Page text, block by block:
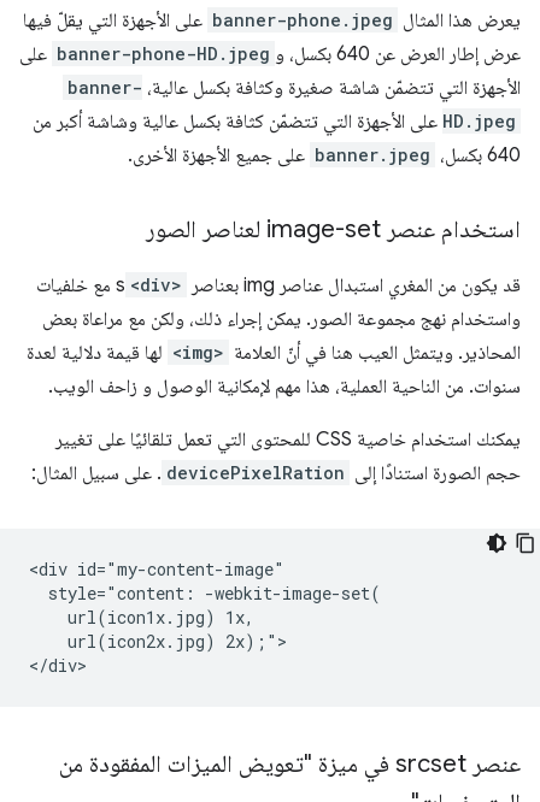
يعرض هذا المثال banner-phone.jpeg على الأجهزة التي يقلّ فيها
عرض إطار العرض عن 640 بكسل، و
banner-phone-HD.jpeg على
الأجهزة التي تتضمّن شاشة صغيرة وكثافة بكسل عالية، banner-
HD.jpeg على الأجهزة التي تتضمّن كثافة بكسل عالية وشاشة أكبر من
640 بكسل،
banner.jpeg على جميع الأجهزة الأخرى.
استخدام عنصر image-set لعناصر الصور
قد يكون من المغري استبدال عناصر img بعناصر <div>
s مع خلفيات
واستخدام نهج مجموعة الصور. يمكن إجراء ذلك، ولكن مع مراعاة بعض
المحاذير. ويتمثل العيب هنا في أنّ العلامة <img> لها قيمة دلالية لعدة
سنوات. من الناحية العملية، هذا مهم لإمكانية الوصول و زاحف الويب.
يمكنك استخدام خاصية CSS للمحتوى التي تعمل تلقائيًا على تغيير
حجم الصورة استنادًا إلى devicePixelRation . على سبيل المثال:
<div id="my-content-image"
  style="content: -webkit-image-set(
    url(icon1x.jpg) 1x,
    url(icon2x.jpg) 2x);">
عنصر srcset في ميزة "تعويض الميزات المفقودة من